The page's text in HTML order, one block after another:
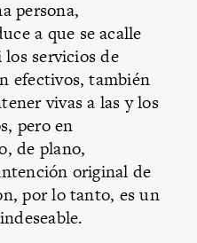
persona,
a que se acalle
servicios de
efectivos, también
vivas a las y los
pero en
de plano,
original de
por lo tanto, es un